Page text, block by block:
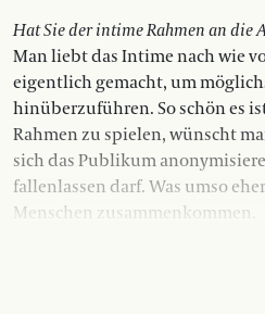
Hat Sie der intime Rahmen an die
Man liebt das Intime nach wie
eigentlich gemacht, um
hinüberzuführen. So schön es
Rahmen zu spielen, wünscht
sich das Publikum
fallenlassen darf. Was umso
Menschen zusammenkommen.